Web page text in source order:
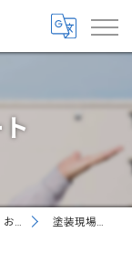
声 塗装現場レポート